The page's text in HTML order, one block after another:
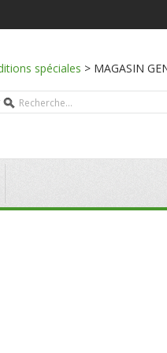
spéciales > MAGASIN